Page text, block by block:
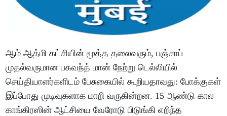
ஆம் ஆத்மி கட்சியின் மூத்த தலைவரும், பஞ்சாப்
முதல்வருமான பகவந்த் மான் நேற்று டெல்லியில்
செய்தியாளர்களிடம் பேசுகையில் கூறியதாவது: போக்குகள்
இப்போது முடிவுகளாக மாறி வருகின்றன. 15 ஆண்டு கால
காங்கிரஸின் ஆட்சியை வேரோடு பிடுங்கி எறிந்த